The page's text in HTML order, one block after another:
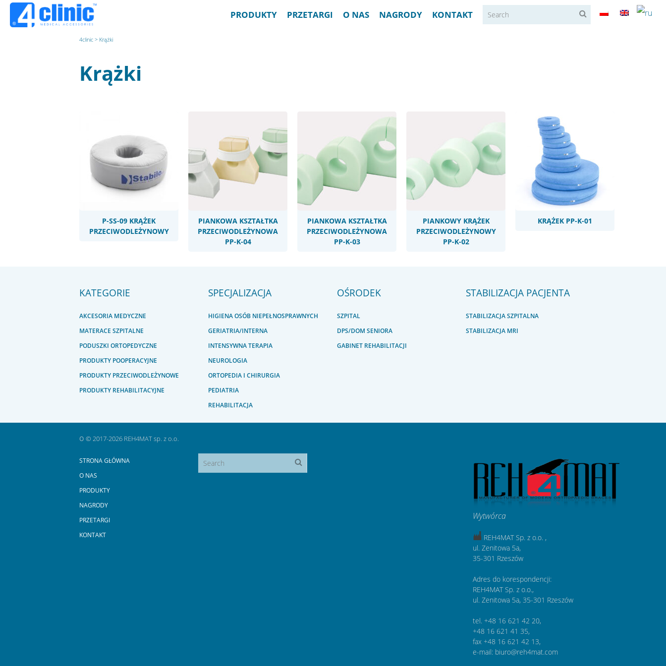
PRODUKTY PRZETARGI O NAS NAGRODY KONTAKT
4clinic > Krążki
Krążki
P-SS-09 KRĄŻEK
PRZECIWODLEŻYNOWY
PIANKOWA KSZTAŁTKA
PRZECIWODLEŻYNOWA
PP-K-04
PIANKOWA KSZTAŁTKA
PRZECIWODLEŻYNOWA
PP-K-03
PIANKOWY KRĄŻEK
PRZECIWODLEŻYNOWY
PP-K-02
KRĄŻEK PP-K-01
KATEGORIE
AKCESORIA MEDYCZNE
MATERACE SZPITALNE
PODUSZKI ORTOPEDYCZNE
PRODUKTY POOPERACYJNE
PRODUKTY PRZECIWODLEŻYNOWE
PRODUKTY REHABILITACYJNE
SPECJALIZACJA
HIGIENA OSÓB NIEPEŁNOSPRAWNYCH
GERIATRIA/INTERNA
INTENSYWNA TERAPIA
NEUROLOGIA
ORTOPEDIA I CHIRURGIA
PEDIATRIA
REHABILITACJA
OŚRODEK
SZPITAL
DPS/DOM SENIORA
GABINET REHABILITACJI
STABILIZACJA PACJENTA
STABILIZACJA SZPITALNA
STABILIZACJA MRI
o © 2017-2026 REH4MAT sp. z o.o.
STRONA GŁÓWNA
O NAS
PRODUKTY
NAGRODY
PRZETARGI
KONTAKT
Wytwórca
REH4MAT Sp. z o.o. ,
ul. Zenitowa 5a,
35-301 Rzeszów
Adres do korespondencji:
REH4MAT Sp. z o.o.,
ul. Zenitowa 5a, 35-301 Rzeszów
tel. +48 16 621 42 20,
+48 16 621 41 35,
fax +48 16 621 42 13,
e-mail: biuro@reh4mat.com